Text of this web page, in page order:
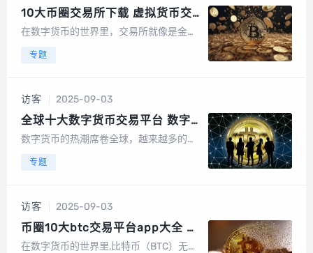
下,...
10大币圈交易所下载 虚拟货币交
易平台排行前20位
在数字货币的世界里，交易所就像是金融
向，就让我们一起来探索一下那些在币圈
缺的一部分，以下是一些备受瞩目的交易
所，它们...
专题
访客 2025-09-03
全球十大数字货币交易平台 数字
货币最好用的交易所排行
数字货币的热潮席卷全球，越来越多的投
市场中来，选择合适的交易平台对于数字
和交易的效率，下面，就让我们一起来探
索全球十...
专题
访客 2025-09-03
币圈10大btc交易平台app大全 币
圈排名前10名的交易平台
在数字货币的世界里,比特币（BTC）无疑